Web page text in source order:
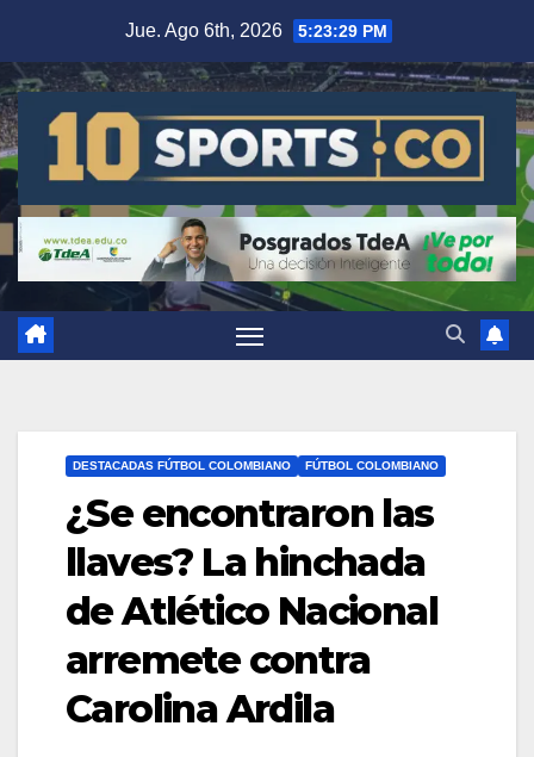
Jue. Ago 6th, 2026 5:23:30 PM
DESTACADAS FÚTBOL COLOMBIANO FÚTBOL COLOMBIANO
¿Se encontraron las
llaves? La hinchada
de Atlético Nacional
arremete contra
Carolina Ardila